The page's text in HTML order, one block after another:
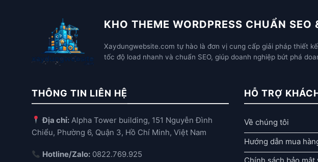
KHO THEME WORDPRESS CHUẨN SEO
Xaydungwebsite.com tự hào là đơn vị cung cấp giải pháp thiết
tốc độ load nhanh và chuẩn SEO, giúp doanh nghiệp bứt phá
THÔNG TIN LIÊN HỆ
Địa chỉ: Alpha Tower building, 151 Nguyễn Đình
Chiểu, Phường 6, Quận 3, Hồ Chí Minh, Việt Nam
Hotline/Zalo: 0822.769.925
HỖ TRỢ
Về chúng tôi
Hướng dẫn mua